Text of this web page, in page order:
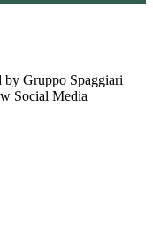
by Gruppo Spaggiari
Social Media